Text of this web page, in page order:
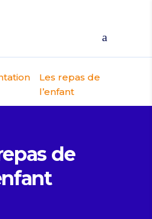
Les repas de
l’enfant
de